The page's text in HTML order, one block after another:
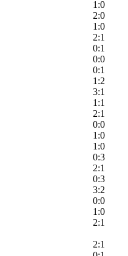
1:0
2:0
1:0
2:1
0:1
0:0
0:1
1:2
3:1
1:1
2:1
0:0
1:0
1:0
0:3
2:1
0:3
3:2
0:0
1:0
2:1
2:1